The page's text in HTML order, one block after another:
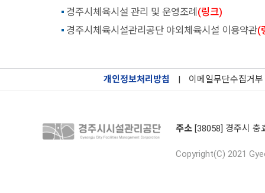
경주시체육시설 관리 및 운영조례 (링크)
경주시체육시설관리공단 야외체육시설 이용약관(
개인정보처리방침 | 이메일무단수집거부
주소 [38058] 경주시 충
Copyright(C) 2021